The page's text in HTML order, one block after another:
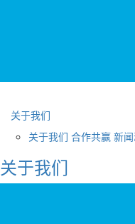
关于我们
关于我们 合作共赢 新
关于我们